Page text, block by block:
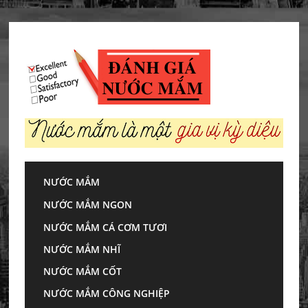
content
NƯỚC MẮM
NƯỚC MẮM NGON
NƯỚC MẮM CÁ CƠM TƯƠI
NƯỚC MẮM NHĨ
NƯỚC MẮM CỐT
NƯỚC MẮM CÔNG NGHIỆP
gì? Nồng độ đạm bao nhiêu là ngon?
Độ đạm nước mắm
là gì? Nồng độ đạm